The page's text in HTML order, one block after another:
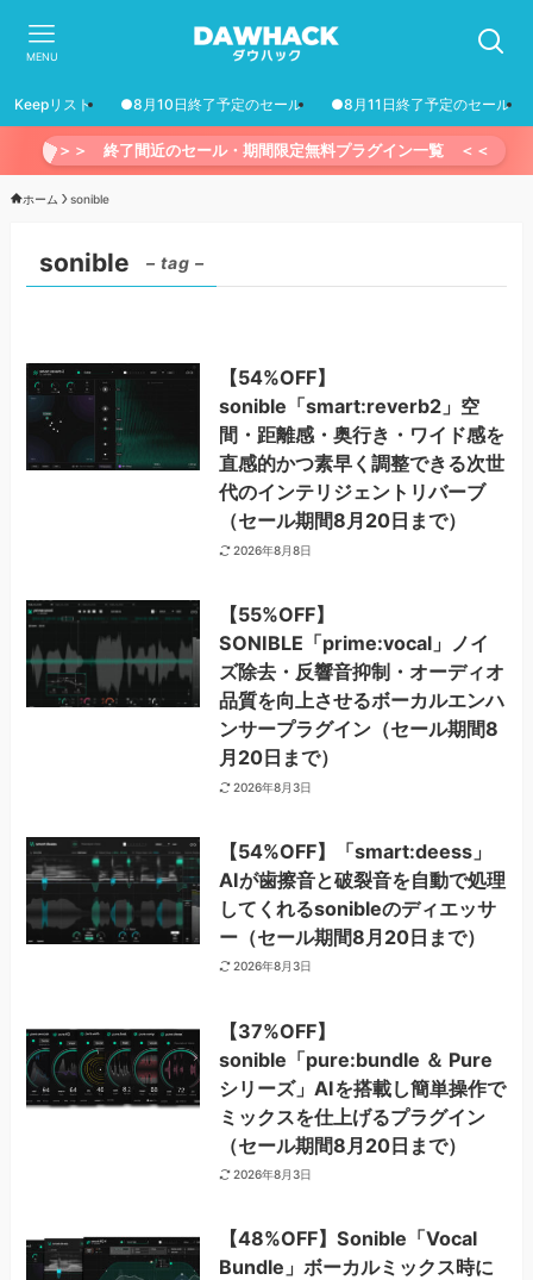
MENU
Keepリスト ●8月10日終了予定のセール ●8月11日終了予定のセール
＞＞ 終了間近のセール・期間限定無料プラグイン一覧 ＜＜
ホーム sonible
sonible – tag –
【54%OFF】
sonible「smart:reverb2」空
間・距離感・奥行き・ワイド感を
直感的かつ素早く調整できる次世
代のインテリジェントリバーブ
（セール期間8月20日まで）
2026年8月8日
【55%OFF】
SONIBLE「prime:vocal」ノイ
ズ除去・反響音抑制・オーディオ
品質を向上させるボーカルエンハ
ンサープラグイン（セール期間8
月20日まで）
2026年8月3日
【54%OFF】「smart:deess」
AIが歯擦音と破裂音を自動で処理
してくれるsonibleのディエッサ
ー（セール期間8月20日まで）
2026年8月3日
【37%OFF】
sonible「pure:bundle ＆ Pure
シリーズ」AIを搭載し簡単操作で
ミックスを仕上げるプラグイン
（セール期間8月20日まで）
2026年8月3日
【48%OFF】Sonible「Vocal
Bundle」ボーカルミックス時に